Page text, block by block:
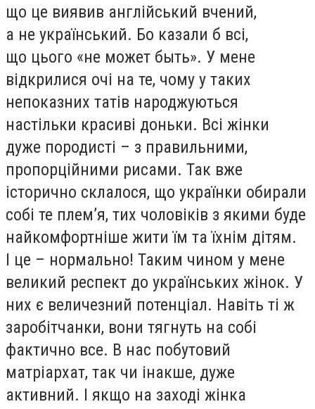
що це виявив англійський вчений,
а не український. Бо казали б всі,
що цього «не может быть». У мене
відкрилися очі на те, чому у таких
непоказних татів народжуються
настільки красиві доньки. Всі жінки
дуже породисті – з правильними,
пропорційними рисами. Так вже
історично склалося, що українки обирали
собі те плем’я, тих чоловіків з якими буде
найкомфортніше жити їм та їхнім дітям.
І це – нормально! Таким чином у мене
великий респект до українських жінок. У
них є величезний потенціал. Навіть ті ж
заробітчанки, вони тягнуть на собі
фактично все. В нас побутовий
матріархат, так чи інакше, дуже
активний. І якщо на заході жінка